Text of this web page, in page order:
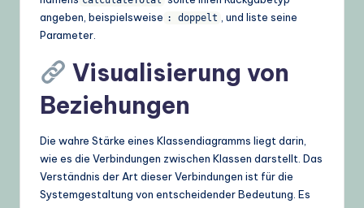
angeben, beispielsweise : doppelt
, und liste seine
Parameter.
Visualisierung von
Beziehungen
Die wahre Stärke eines Klassendiagramms liegt darin,
wie es die Verbindungen zwischen Klassen darstellt. Das
Verständnis der Art dieser Verbindungen ist für die
Systemgestaltung von entscheidender Bedeutung. Es